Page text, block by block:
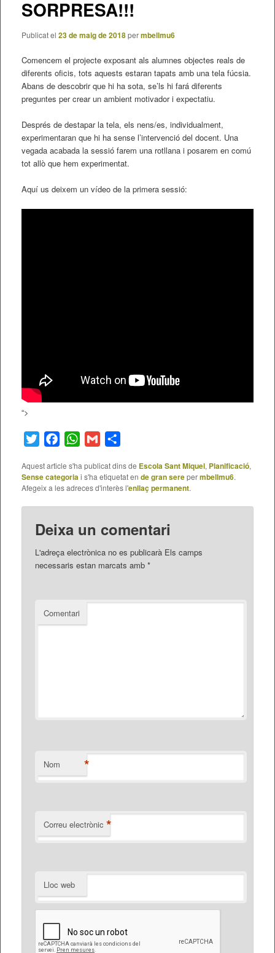
SORPRESA!!!
Publicat el 23 de maig de 2018permbellmu6
Comencem el projecte exposant als alumnes objectes reals de
diferents oficis, tots aquests estaran tapats amb una tela fúcsia.
Abans de descobrir que hi ha sota, se’ls hi fará diferents
preguntes per crear un ambient motivador i expectatiu.
Després de destapar la tela, els nens/es, individualment,
experimentaran que hi ha sense l’intervenció del docent. Una
vegada acabada la sessió farem una rotllana i posarem en comú
tot allò que hem experimentat.
Aquí us deixem un vídeo de la primera sessió:
“>
TwitterFacebookWhatsApp
Gmail
Aquest article s'ha publicat dins de Escola Sant Miquel, Planificació,
Sense categoriai s'ha etiquetat en de gran serepermbellmu6.
Afegeix a les adreces d'interès l'enllaç permanent.
Deixa un comentari
L'adreça electrònica no es publicarà Els camps
necessaris estan marcats amb*
Comentari
Nom *
Correu electrònic *
Lloc web